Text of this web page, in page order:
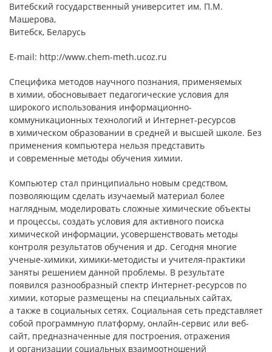
Витебский государственный университет им. П.М.
Машерова,
Витебск, Беларусь
E-mail: http://www.chem-meth.ucoz.ru
Специфика методов научного познания, применяемых
в химии, обосновывает педагогические условия для
широкого использования информационно-
коммуникационных технологий и Интернет-ресурсов
в химическом образовании в средней и высшей школе. Без
применения компьютера нельзя представить
и современные методы обучения химии.
Компьютер стал принципиально новым средством,
позволяющим сделать изучаемый материал более
наглядным, моделировать сложные химические объекты
и процессы, создать условия для активного поиска
химической информации, усовершенствовать методы
контроля результатов обучения и др. Сегодня многие
ученые-химики, химики-методисты и учителя-практики
заняты решением данной проблемы. В результате
появился разнообразный спектр Интернет-ресурсов по
химии, которые размещены на специальных сайтах,
а также в социальных сетях. Социальная сеть представляет
собой программную платформу, онлайн-сервис или веб-
сайт, предназначенные для построения, отражения
и организации социальных взаимоотношений